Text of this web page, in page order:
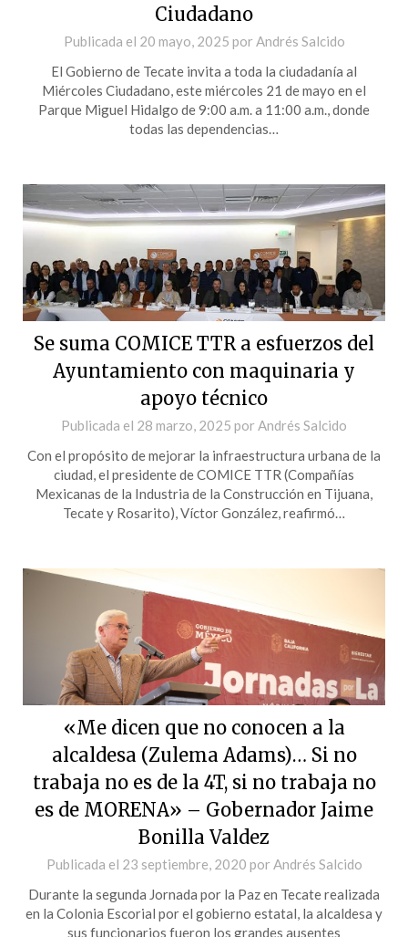
Ciudadano
Publicada el 20 mayo, 2025 por Andrés Salcido
El Gobierno de Tecate invita a toda la ciudadanía al
Miércoles Ciudadano, este miércoles 21 de mayo en el
Parque Miguel Hidalgo de 9:00 a.m. a 11:00 a.m., donde
todas las dependencias…
Se suma COMICE TTR a esfuerzos del
Ayuntamiento con maquinaria y
apoyo técnico
Publicada el 28 marzo, 2025 por Andrés Salcido
Con el propósito de mejorar la infraestructura urbana de la
ciudad, el presidente de COMICE TTR (Compañías
Mexicanas de la Industria de la Construcción en Tijuana,
Tecate y Rosarito), Víctor González, reafirmó…
«Me dicen que no conocen a la
alcaldesa (Zulema Adams)… Si no
trabaja no es de la 4T, si no trabaja no
es de MORENA» – Gobernador Jaime
Bonilla Valdez
Publicada el 23 septiembre, 2020 por Andrés Salcido
Durante la segunda Jornada por la Paz en Tecate realizada
en la Colonia Escorial por el gobierno estatal, la alcaldesa y
sus funcionarios fueron los grandes ausentes